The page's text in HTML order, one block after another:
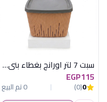
سبت 7 لتر اورانج بغطاء بني هيريفين
EGP115
0
(0)
0 تم البيع